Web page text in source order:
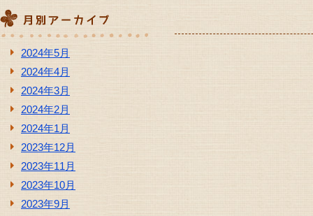
2024年5月
2024年4月
2024年3月
2024年2月
2024年1月
2023年12月
2023年11月
2023年10月
2023年9月